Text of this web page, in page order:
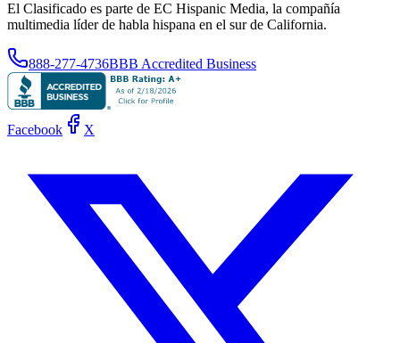
El Clasificado es parte de EC Hispanic Media, la compañía
multimedia líder de habla hispana en el sur de California.
888-277-4736BBB Accredited Business
Facebook X